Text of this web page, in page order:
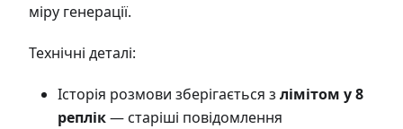
міру генерації.
Технічні деталі:
Історія розмови зберігається з лімітом у 8
реплік— старіші повідомлення